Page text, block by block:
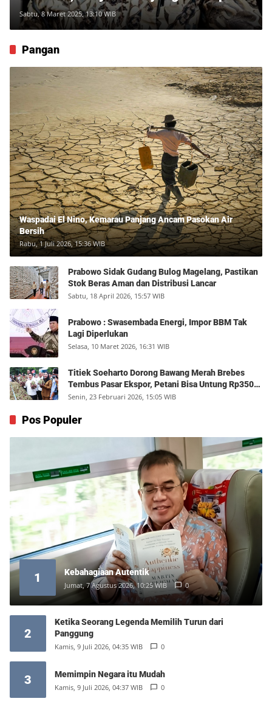
Tersangka Korupsi Rumdin
Sabtu, 8 Maret 2025, 13:10 WIB
Pangan
Waspadai El Nino, Kemarau Panjang Ancam Pasokan Air
Bersih
Rabu, 1 Juli 2026, 15:36 WIB
Prabowo Sidak Gudang Bulog Magelang, Pastikan
Stok Beras Aman dan Distribusi Lancar
Sabtu, 18 April 2026, 15:57 WIB
Prabowo : Swasembada Energi, Impor BBM Tak
Lagi Diperlukan
Selasa, 10 Maret 2026, 16:31 WIB
Titiek Soeharto Dorong Bawang Merah Brebes
Tembus Pasar Ekspor, Petani Bisa Untung Rp350
Juta per Hektare
Senin, 23 Februari 2026, 15:05 WIB
Pos Populer
1 Kebahagiaan Autentik
Jumat, 7 Agustus 2026, 10:25 WIB 0
2
Ketika Seorang Legenda Memilih Turun dari
Panggung
Kamis, 9 Juli 2026, 04:35 WIB 0
3 Memimpin Negara itu Mudah
Kamis, 9 Juli 2026, 04:37 WIB 0